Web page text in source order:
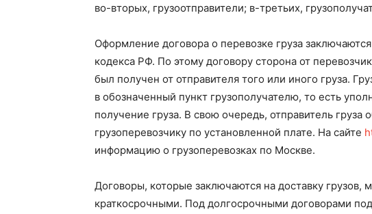
во-вторых, грузоотправители; в-третьих,
Оформление договора о перевозке груза
кодекса РФ. По этому договору сторона от
был получен от отправителя того или иного груза.
в обозначенный пункт грузополучателю, то есть
получение груза. В свою очередь, отправитель груза
грузоперевозчику по установленной плате. На сайте
информацию о грузоперевозках по Москве.
Договоры, которые заключаются на доставку грузов,
краткосрочными. Под долгосрочными договорами